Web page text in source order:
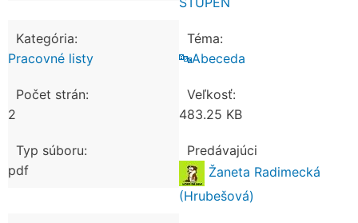
Kategória:
Pracovné listy
Téma:
🔤Abeceda
Počet strán:
2
Veľkosť:
483.25 KB
Typ súboru:
pdf
Predávajúci
Žaneta Radimecká
(Hrubešová)